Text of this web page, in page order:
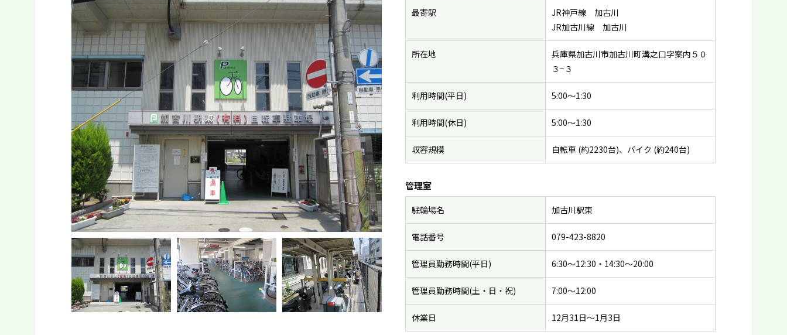
最寄駅
JR神戸線 加古川
JR加古川線 加古川
所在地
兵庫県加古川市加古川町溝之口字案内５０
３−３
利用時間(平日) 5:00〜1:30
利用時間(休日) 5:00〜1:30
収容規模 自転車 (約2230台)、バイク (約240台)
管理室
駐輪場名 加古川駅東
電話番号 079-423-8820
管理員勤務時間(平日) 6:30〜12:30・14:30〜20:00
管理員勤務時間(土・日・祝) 7:00〜12:00
休業日 12月31日〜1月3日